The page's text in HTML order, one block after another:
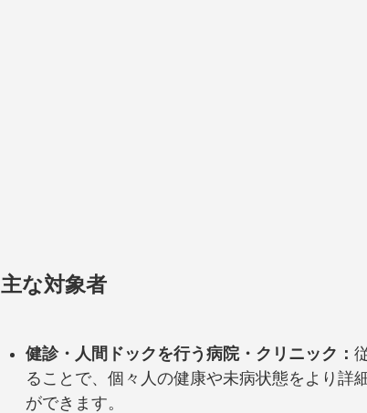
主な対象者
健診・人間ドックを行う病院・クリニック：
ることで、個々人の健康や未病状態をより詳
ができます。